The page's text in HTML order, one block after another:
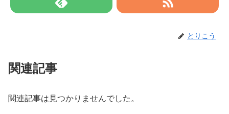
とりこう
関連記事
関連記事は見つかりませんでした。